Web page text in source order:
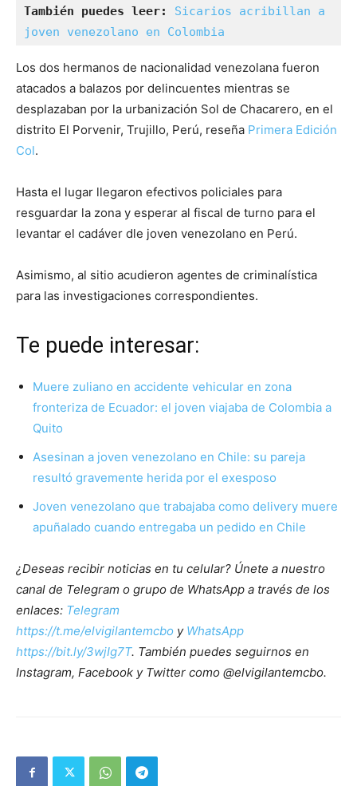
También puedes leer:
Sicarios acribillan a
joven venezolano en Colombia
Los dos hermanos de nacionalidad venezolana fueron
atacados a balazos por delincuentes mientras se
desplazaban por la urbanización Sol de Chacarero, en el
distrito El Porvenir, Trujillo, Perú, reseña Primera Edición
Col.
Hasta el lugar llegaron efectivos policiales para
resguardar la zona y esperar al fiscal de turno para el
levantar el cadáver dle joven venezolano en Perú.
Asimismo, al sitio acudieron agentes de criminalística
para las investigaciones correspondientes.
Te puede interesar:
Muere zuliano en accidente vehicular en zona
fronteriza de Ecuador: el joven viajaba de Colombia a
Quito
Asesinan a joven venezolano en Chile: su pareja
resultó gravemente herida por el exesposo
Joven venezolano que trabajaba como delivery muere
apuñalado cuando entregaba un pedido en Chile
¿Deseas recibir noticias en tu celular? Únete a nuestro
canal de Telegram o grupo de WhatsApp a través de los
enlaces: Telegram
https://t.me/elvigilantemcbo y WhatsApp
https://bit.ly/3wjIg7T. También puedes seguirnos en
Instagram, Facebook y Twitter como @elvigilantemcbo.